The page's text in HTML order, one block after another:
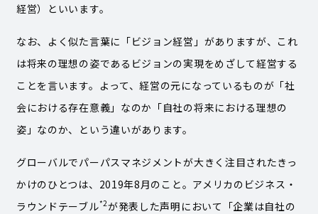
経営）といいます。
なお、よく似た言葉に「ビジョン経営」がありますが、これ
は将来の理想の姿であるビジョンの実現をめざして経営する
ことを言います。よって、経営の元になっているものが「社
会における存在意義」なのか「自社の将来における理想の
姿」なのか、という違いがあります。
グローバルでパーパスマネジメントが大きく注目されたきっ
かけのひとつは、2019年8月のこと。アメリカのビジネス・
ラウンドテーブル*2が発表した声明において「企業は自社の